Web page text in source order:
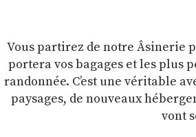
Vous partirez de notre Âsinerie
portera vos bagages et les plus
randonnée. C’est une véritable
paysages, de nouveaux
vont